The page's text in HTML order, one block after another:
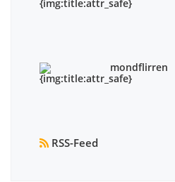
mondflirren
RSS-Feed